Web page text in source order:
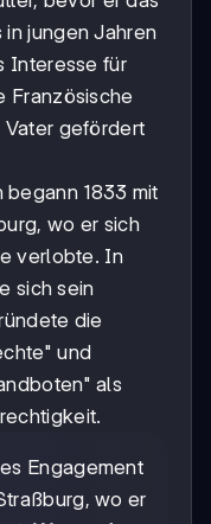
in jungen Jahren
Interesse für
Französische
Vater gefördert
1833 mit
wo er sich
verlobte. In
sich sein
die
und
als
Engagement
wo er